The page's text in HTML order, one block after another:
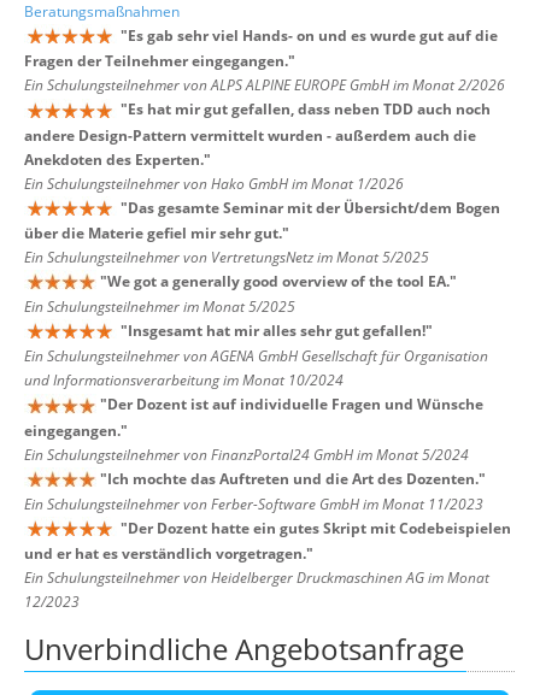
Beratungsmaßnahmen
"Es gab sehr viel Hands- on und es wurde gut auf die
Fragen der Teilnehmer eingegangen."
Ein Schulungsteilnehmer von ALPS ALPINE EUROPE GmbH im Monat 2/2026
"Es hat mir gut gefallen, dass neben TDD auch noch
andere Design-Pattern vermittelt wurden - außerdem auch die
Anekdoten des Experten."
Ein Schulungsteilnehmer von Hako GmbH im Monat 1/2026
"Das gesamte Seminar mit der Übersicht/dem Bogen
über die Materie gefiel mir sehr gut."
Ein Schulungsteilnehmer von VertretungsNetz im Monat 5/2025
"We got a generally good overview of the tool EA."
Ein Schulungsteilnehmer im Monat 5/2025
"Insgesamt hat mir alles sehr gut gefallen!"
Ein Schulungsteilnehmer von AGENA GmbH Gesellschaft für Organisation
und Informationsverarbeitung im Monat 10/2024
"Der Dozent ist auf individuelle Fragen und Wünsche
eingegangen."
Ein Schulungsteilnehmer von FinanzPortal24 GmbH im Monat 5/2024
"Ich mochte das Auftreten und die Art des Dozenten."
Ein Schulungsteilnehmer von Ferber-Software GmbH im Monat 11/2023
"Der Dozent hatte ein gutes Skript mit Codebeispielen
und er hat es verständlich vorgetragen."
Ein Schulungsteilnehmer von Heidelberger Druckmaschinen AG im Monat
12/2023
Unverbindliche Angebotsanfrage